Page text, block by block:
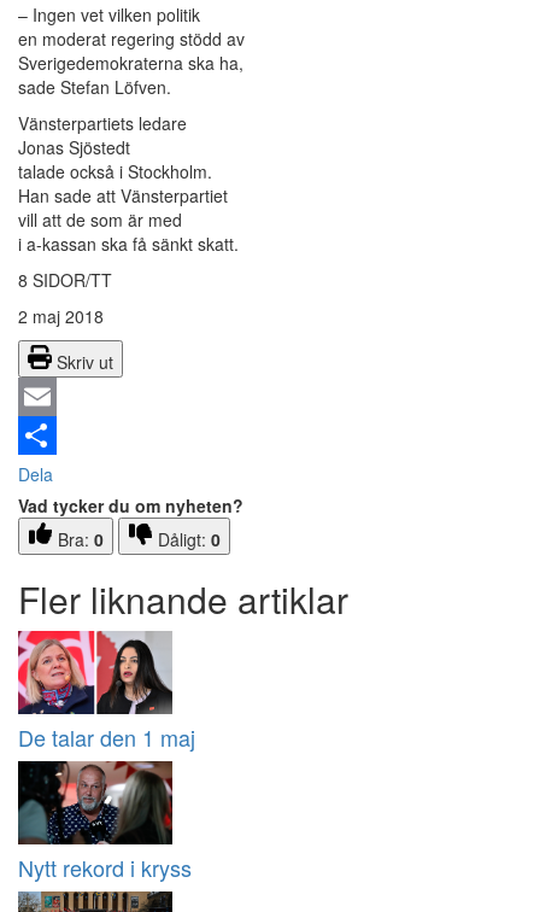
– Ingen vet vilken politik
en moderat regering stödd av
Sverigedemokraterna ska ha,
sade Stefan Löfven.
Vänsterpartiets ledare
Jonas Sjöstedt
talade också i Stockholm.
Han sade att Vänsterpartiet
vill att de som är med
i a-kassan ska få sänkt skatt.
8 SIDOR/TT
2 maj 2018
Skriv ut
Email
Dela
Vad tycker du om nyheten?
Bra: 0 Dåligt: 0
Fler liknande artiklar
De talar den 1 maj
Nytt rekord i kryss